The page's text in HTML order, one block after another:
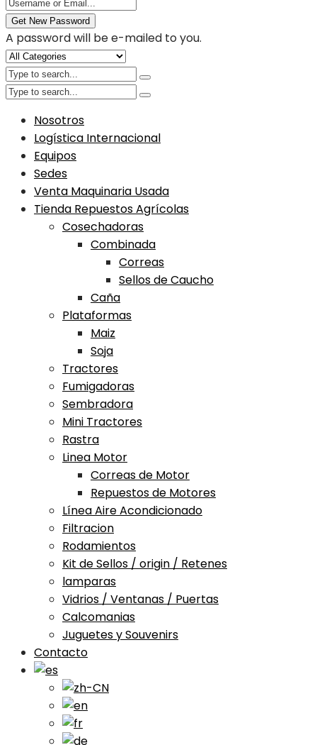
Get New Password
A password will be e-mailed to you.
Nosotros
Logística Internacional
Equipos
Sedes
Venta Maquinaria Usada
Tienda Repuestos Agrícolas
Cosechadoras
Combinada
Correas
Sellos de Caucho
Caña
Plataformas
Maiz
Soja
Tractores
Fumigadoras
Sembradora
Mini Tractores
Rastra
Linea Motor
Correas de Motor
Repuestos de Motores
Línea Aire Acondicionado
Filtracion
Rodamientos
Kit de Sellos / origin / Retenes
lamparas
Vidrios / Ventanas / Puertas
Calcomanias
Juguetes y Souvenirs
Contacto